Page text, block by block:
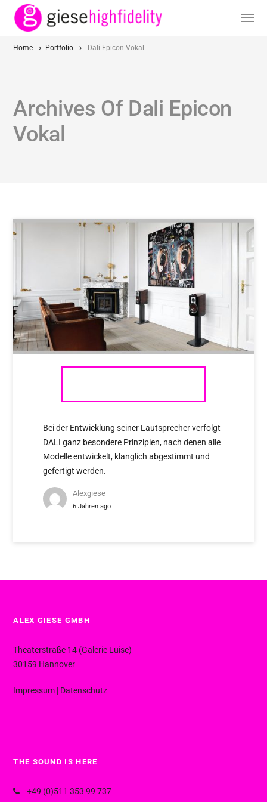
Home Portfolio Dali Epicon Vokal
Archives Of Dali Epicon
Vokal
HIGHEND AUS DÄNEMARK
Bei der Entwicklung seiner Lautsprecher verfolgt
DALI ganz besondere Prinzipien, nach denen alle
Modelle entwickelt, klanglich abgestimmt und
gefertigt werden.
Alexgiese
6 Jahren ago
ALEX GIESE GMBH
Theaterstraße 14 (Galerie Luise)
30159 Hannover
Impressum | Datenschutz
THE SOUND IS HERE
+49 (0)511 353 99 737